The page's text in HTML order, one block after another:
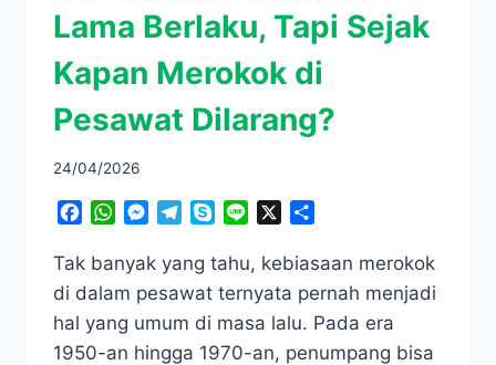
Lama Berlaku, Tapi Sejak
Kapan Merokok di
Pesawat Dilarang?
24/04/2026
Facebook
WhatsApp
Messenger
TelegramSkypeLine
Tak banyak yang tahu, kebiasaan merokok
di dalam pesawat ternyata pernah menjadi
hal yang umum di masa lalu. Pada era
1950-an hingga 1970-an, penumpang bisa